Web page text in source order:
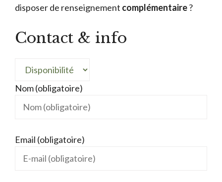
disposer de renseignement complémentaire?
Contact & info
Nom (obligatoire)
Email (obligatoire)